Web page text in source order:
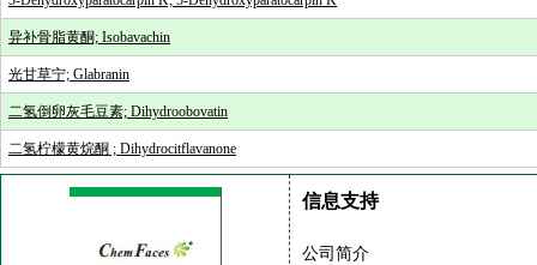
异补骨脂黄酮; Isobavachin
光甘草宁; Glabranin
二氢倒卵灰毛豆素; Dihydroobovatin
二氢柠檬黄烷酮 ; Dihydrocitflavanone
信息支持
公司简介